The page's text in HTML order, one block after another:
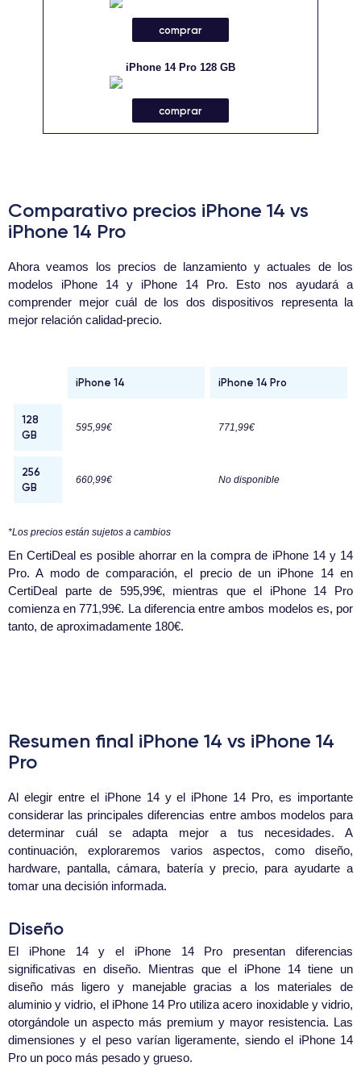
comprar
iPhone 14 Pro 128 GB
comprar
Comparativo precios iPhone 14 vs
iPhone 14 Pro
Ahora veamos los precios de lanzamiento y actuales de los
modelos iPhone 14 y iPhone 14 Pro. Esto nos ayudará a
comprender mejor cuál de los dos dispositivos representa la
mejor relación calidad-precio.
iPhone 14 iPhone 14 Pro
128
GB
595,99€ 771,99€
256
GB
660,99€ No disponible
*Los precios están sujetos a cambios
En CertiDeal es posible ahorrar en la compra de iPhone 14 y 14
Pro. A modo de comparación, el precio de un iPhone 14 en
CertiDeal parte de 595,99€, mientras que el iPhone 14 Pro
comienza en771,99€. La diferencia entre ambos modelos es, por
tanto, de aproximadamente 180€.
Resumen final iPhone 14 vs iPhone 14
Pro
Al elegir entre el iPhone 14 y el iPhone 14 Pro, es importante
considerar las principales diferencias entre ambos modelos para
determinar cuál se adapta mejor a tus necesidades. A
continuación, exploraremos varios aspectos, como diseño,
hardware, pantalla, cámara, batería y precio, para ayudarte a
tomar una decisión informada.
Diseño
El iPhone 14 y el iPhone 14 Pro presentan diferencias
significativas en diseño. Mientras que el iPhone 14 tiene un
diseño más ligero y manejable gracias a los materiales de
aluminio y vidrio, el iPhone 14 Pro utiliza acero inoxidable y vidrio,
otorgándole un aspecto más premium y mayor resistencia. Las
dimensiones y el peso varían ligeramente, siendo el iPhone 14
Pro un poco más pesado y grueso.